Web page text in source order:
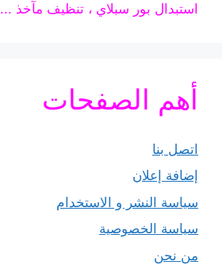
استبدال بور سبلاي ، تنظيف مآخذ ...
أهم الصفحات
اتصل بنا
إضافة إعلان
سياسة النشر و الاستخدام
سياسة الخصوصية
من نحن